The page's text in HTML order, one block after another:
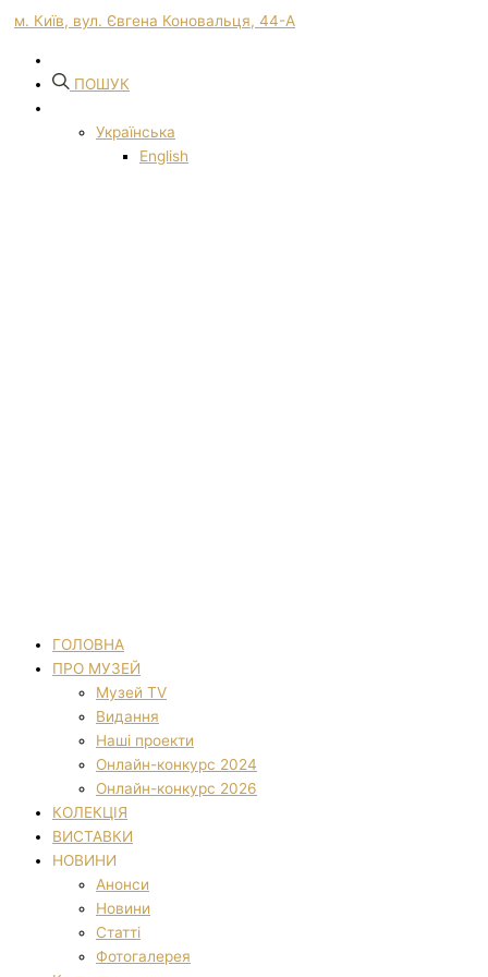
м. Київ, вул. Євгена Коновальця, 44-А
ПОШУК
Українська
English
ГОЛОВНА
ПРО МУЗЕЙ
Музей TV
Видання
Наші проекти
Онлайн-конкурс 2024
Онлайн-конкурс 2026
КОЛЕКЦІЯ
ВИСТАВКИ
НОВИНИ
Анонси
Новини
Статті
Фотогалерея